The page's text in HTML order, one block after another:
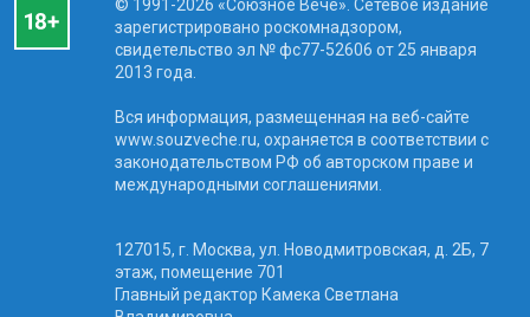
© 1991-2026 «Союзное Вече». Сетевое издание
зарегистрировано роскомнадзором,
свидетельство эл № фc77-52606 от 25 января
2013 года.
Вся информация, размещенная на веб-сайте
www.souzveche.ru, охраняется в соответствии с
законодательством РФ об авторском праве и
международными соглашениями.
127015, г. Москва, ул. Новодмитровская, д. 2Б, 7
этаж, помещение 701
Главный редактор Камека Светлана